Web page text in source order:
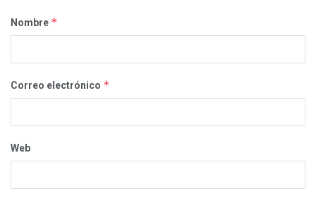
Nombre *
Correo electrónico *
Web